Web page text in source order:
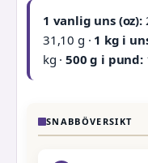
1 vanlig uns (oz):
31,10 g · 1 kg i
kg ·500 g i pund:
SNABBÖVERSIKT